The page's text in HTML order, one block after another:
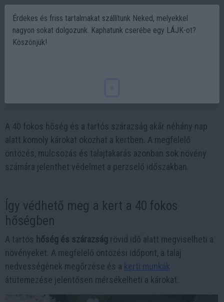
A 40 fokos hőség és a tartós szárazság akár néhány nap
alatt komoly károkat okozhat a kertben. A megfelelő
öntözés, mulcsozás és talajtakarás azonban sok növény
számára jelenthet védelmet a perzselő időszakban.
Így védhető meg a kert a 40 fokos
hőségben
A tartós hőség és szárazság rövid idő alatt megviselheti a
növényeket. A megfelelő öntözési időpont, a talaj
nedvességének megőrzése és a kerti munkák
átütemezése jelentősen mérsékelheti a károkat.
Érdekes és friss tartalmakat szállítunk Neked, melyekkel
nagyon sokat dolgozunk. Kaphatunk cserébe egy LÁJK-ot?
Köszönjük!